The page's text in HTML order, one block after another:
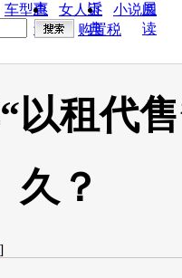
惠
诉
展
车型查
询
女人宝
典
小说阅
读
购置税
以租代
久？
]